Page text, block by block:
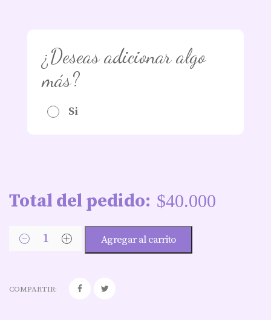
¿Deseas adicionar algo
más?
Si
Total del pedido: $40.000
Agregar al carrito
COMPARTIR: